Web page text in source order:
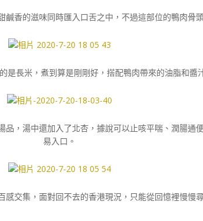
鹹香的滋味同時匯入口舌之中，不過這部位的鴨肉骨
是長米，煮到算是剛剛好，搭配鴨肉帶來的油脂和醬
，湯中還加入了北杏，據說可以止咳平喘、潤腸通
易入口。
交集，面對回不去的香港現況，只能從回憶裡慢慢